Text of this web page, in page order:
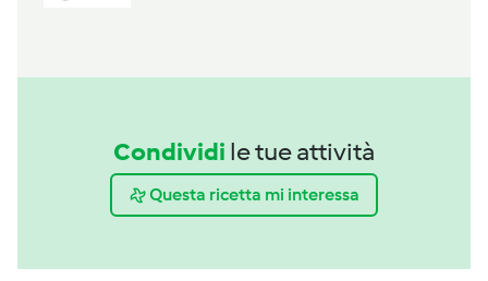
Condividi le tue attività
Questa ricetta mi interessa